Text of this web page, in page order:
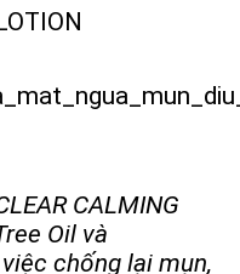
CALMING
Oil và
chống lại mụn,